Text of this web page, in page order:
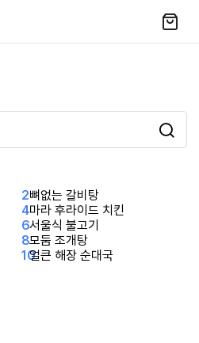
2뼈없는 갈비탕
4마라 후라이드 치킨
6서울식 불고기
8모둠 조개탕
10얼큰 해장 순대국